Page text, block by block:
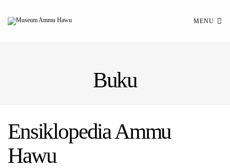
MENU
Buku
Ensiklopedia Ammu
Hawu